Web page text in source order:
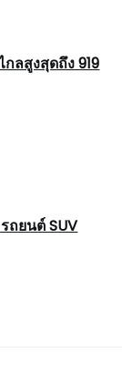
ลสูงสุดถึง 919
ถยนต์ SUV